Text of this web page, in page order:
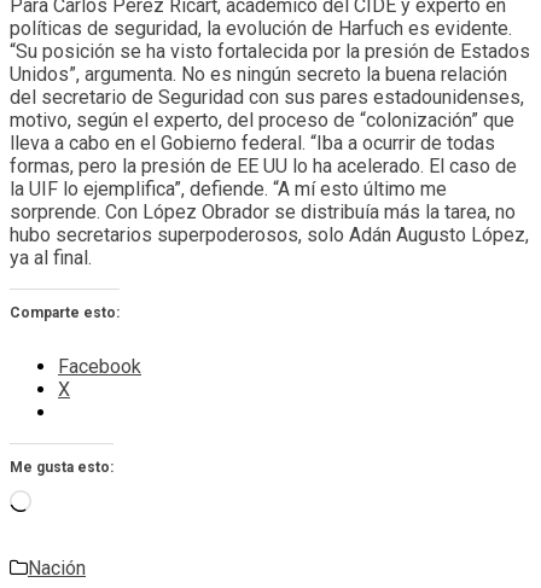
Para Carlos Pérez Ricart, académico del CIDE y experto en
políticas de seguridad, la evolución de Harfuch es evidente.
“Su posición se ha visto fortalecida por la presión de Estados
Unidos”, argumenta. No es ningún secreto la buena relación
del secretario de Seguridad con sus pares estadounidenses,
motivo, según el experto, del proceso de “colonización” que
lleva a cabo en el Gobierno federal. “Iba a ocurrir de todas
formas, pero la presión de EE UU lo ha acelerado. El caso de
la UIF lo ejemplifica”, defiende. “A mí esto último me
sorprende. Con López Obrador se distribuía más la tarea, no
hubo secretarios superpoderosos, solo Adán Augusto López,
ya al final.
Comparte esto:
Facebook
X
Me gusta esto:
Cargando...
Nación